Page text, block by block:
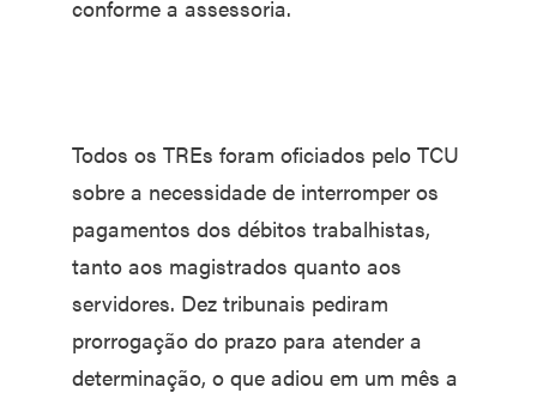
conforme a assessoria.
Todos os TREs foram oficiados pelo TCU
sobre a necessidade de interromper os
pagamentos dos débitos trabalhistas,
tanto aos magistrados quanto aos
servidores. Dez tribunais pediram
prorrogação do prazo para atender a
determinação, o que adiou em um mês a